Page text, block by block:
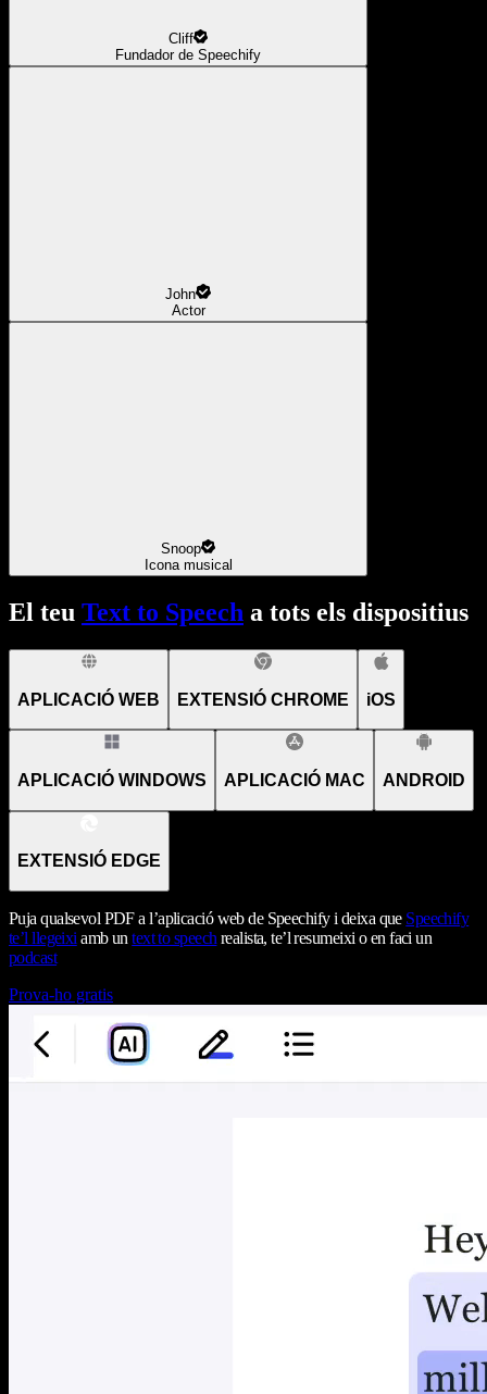
Cliff
Fundador de Speechify
John
Actor
Snoop
Icona musical
El teu Text to Speech a tots els dispositius
APLICACIÓ WEB EXTENSIÓ CHROME iOS
APLICACIÓ WINDOWS APLICACIÓ MAC ANDROID
EXTENSIÓ EDGE
Puja qualsevol PDF a l’aplicació web de Speechify i deixa que Speechify
te’l llegeixi amb untext to speech realista, te’l resumeixi o en faci un
podcast
Prova-ho gratis